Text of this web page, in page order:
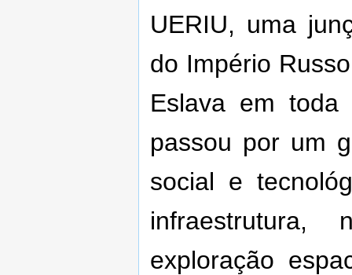
UERIU, uma
do Império
Eslava em toda
passou por um
social e
infraestrutura,
exploração